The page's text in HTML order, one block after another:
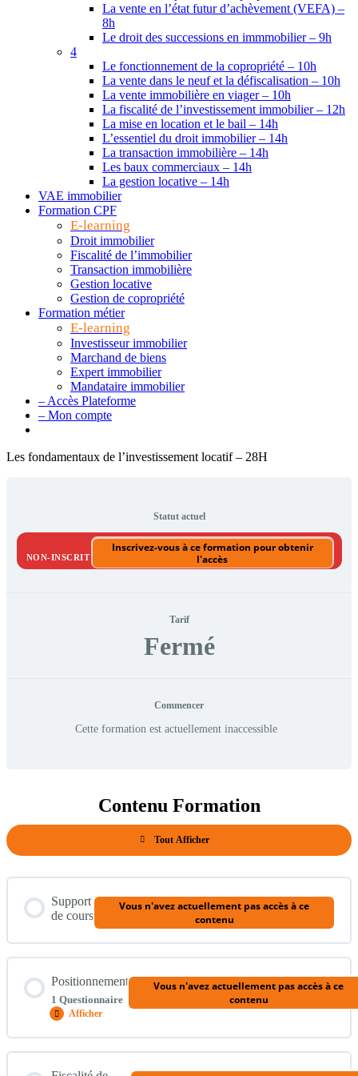
La vente en l’état futur d’achèvement (VEFA) –
8h
Le droit des successions en immmobilier – 9h
4
Le fonctionnement de la copropriété – 10h
La vente dans le neuf et la défiscalisation – 10h
La vente immobilière en viager – 10h
La fiscalité de l’investissement immobilier – 12h
La mise en location et le bail – 14h
L’essentiel du droit immobilier – 14h
La transaction immobilière – 14h
Les baux commerciaux – 14h
La gestion locative – 14h
VAE immobilier
Formation CPF
E-learning
Droit immobilier
Fiscalité de l’immobilier
Transaction immobilière
Gestion locative
Gestion de copropriété
Formation métier
E-learning
Investisseur immobilier
Marchand de biens
Expert immobilier
Mandataire immobilier
– Accès Plateforme
– Mon compte
Les fondamentaux de l’investissement locatif – 28H
Statut actuel
NON-INSCRIT
Inscrivez-vous à ce formation pour obtenir
l'accès
Tarif
Fermé
Commencer
Cette formation est actuellement inaccessible
Contenu Formation
Tout Afficher
Modules
Support
de cours
Vous n'avez actuellement pas accès à ce
contenu
Positionnement
1 Questionnaire
Vous n'avez actuellement pas accès à ce
contenu
Afficher
Positionnement